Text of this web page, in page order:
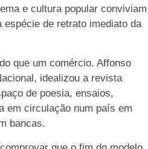
e cultura popular conviviam
de retrato imediato da
que um comércio. Affonso
idealizou a revista
de poesia, ensaios,
em circulação num país em
bancas.